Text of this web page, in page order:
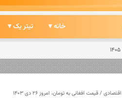
خانه ▾ تیتر یک ▾
اقتصادی /قیمت افغانی به تومان، امروز ۲۶ دی ۱۴۰۳